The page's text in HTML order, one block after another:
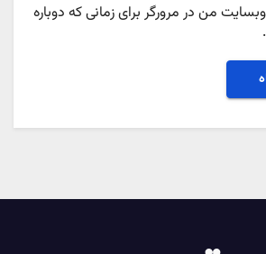
من در مرورگر برای زمانی که دوباره